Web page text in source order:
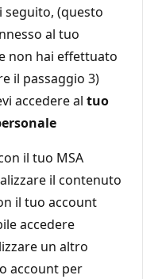
seguito, (questo
al tuo
non hai effettuato
il passaggio 3)
accedere al tuo
il tuo MSA
il contenuto
il tuo account
accedere
un altro
account per